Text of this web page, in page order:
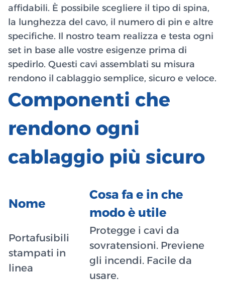
affidabili. È possibile scegliere il tipo di spina,
la lunghezza del cavo, il numero di pin e altre
specifiche. Il nostro team realizza e testa ogni
set in base alle vostre esigenze prima di
spedirlo. Questi cavi assemblati su misura
rendono il cablaggio semplice, sicuro e veloce.
Componenti che
rendono ogni
cablaggio più sicuro
Nome
Cosa fa e in che
modo è utile
Portafusibili
stampati in
linea
Protegge i cavi da
sovratensioni. Previene
gli incendi. Facile da
usare.